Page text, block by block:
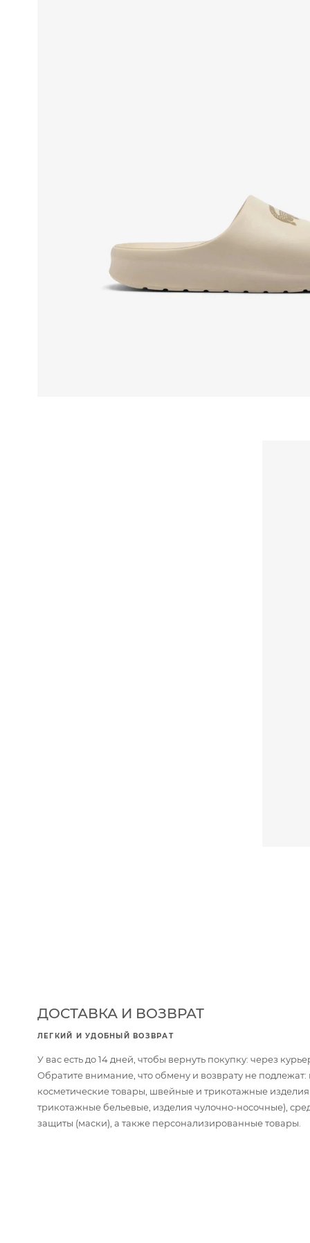
ДОСТАВКА И ВОЗВРАТ
ЛЕГКИЙ И УДОБНЫЙ ВОЗВРАТ
У вас есть до 14 дней, чтобы вернуть покупку: через
Обратите внимание, что обмену и возврату не
косметические товары, швейные и трикотажные
трикотажные бельевые, изделия чулочно-носочные),
защиты (маски), а также персонализированные товары.